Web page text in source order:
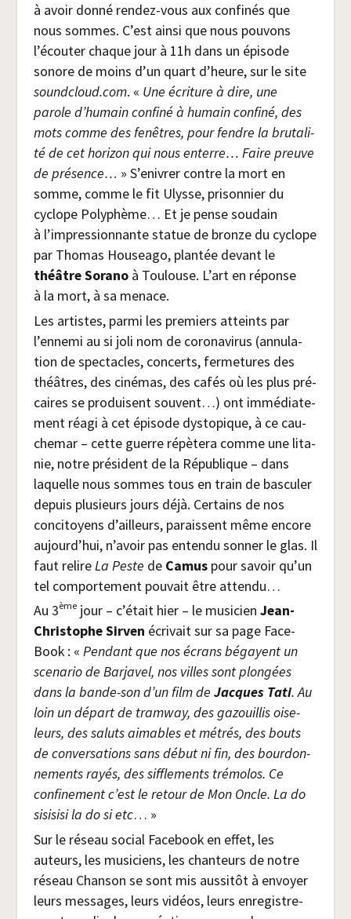
à avoir don­né ren­dez-vous aux confi­nés que
nous sommes. C’est ain­si que nous pou­vons
l’écouter chaque jour à 11h dans un épi­sode
sonore de moins d’un quart d’heure, sur le site
sound​cloud​.com. « Une écri­ture à dire, une
parole d’humain confi­né à humain confi­né, des
mots comme des fenêtres, pour fendre la bru­ta­li­
té de cet hori­zon qui nous enterre… Faire preuve
de pré­sence… » S’enivrer contre la mort en
somme, comme le fit Ulysse, pri­son­nier du
cyclope Poly­phème… Et je pense sou­dain
à l’impressionnante sta­tue de bronze du cyclope
par Tho­mas Hou­sea­go, plan­tée devant le
théâtre Sora­noà Tou­louse. L’art en réponse
à la mort, à sa menace.
Les artistes, par­mi les pre­miers atteints par
l’ennemi au si joli nom de coro­na­vi­rus (annu­la­
tion de spec­tacles, concerts, fer­me­tures des
théâtres, des ciné­mas, des cafés où les plus pré­
caires se pro­duisent sou­vent…) ont immé­dia­te­
ment réagi à cet épi­sode dys­to­pique, à ce cau­
che­mar – cette guerre répè­te­ra comme une lita­
nie, notre pré­sident de la Répu­blique – dans
laquelle nous sommes tous en train de bas­cu­ler
depuis plu­sieurs jours déjà. Cer­tains de nos
conci­toyens d’ailleurs, paraissent même encore
aujourd’hui, n’avoir pas enten­du son­ner le glas. Il
faut relireLa Peste de Camuspour savoir qu’un
tel com­por­te­ment pou­vait être attendu…
Au 3èmejour – c’était hier – le musi­cien Jean-
Chris­tophe Sir­ven écri­vait sur sa page Face­
Book : « Pen­dant que nos écrans bégayent un
sce­na­rio de Bar­ja­vel, nos villes sont plon­gées
dans la bande-son d’un film de Jacques Tati. Au
loin un départ de tram­way, des gazouillis oise­
leurs, des saluts aimables et métrés, des bouts
de conver­sa­tions sans début ni fin, des bour­don­
ne­ments rayés, des sif­fle­ments tré­mo­los. Ce
confi­ne­ment c’est le retour de Mon Oncle. La do
sisi­si­si la do si etc… »
Sur le réseau social Face­book en effet, les
auteurs, les musi­ciens, les chan­teurs de notre
réseau Chan­son se sont mis aus­si­tôt à envoyer
leurs mes­sages, leurs vidéos, leurs enre­gis­tre­